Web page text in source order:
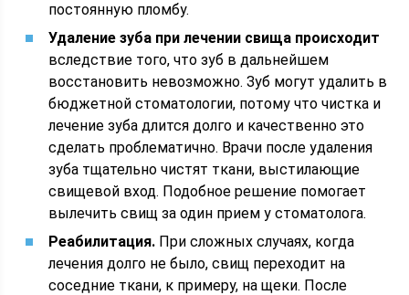
постоянную пломбу.
Удаление зуба при лечении свища происходит
вследствие того, что зуб в дальнейшем
восстановить невозможно. Зуб могут удалить в
бюджетной стоматологии, потому что чистка и
лечение зуба длится долго и качественно это
сделать проблематично. Врачи после удаления
зуба тщательно чистят ткани, выстилающие
свищевой вход. Подобное решение помогает
вылечить свищ за один прием у стоматолога.
Реабилитация. При сложных случаях, когда
лечения долго не было, свищ переходит на
соседние ткани, к примеру, на щеки. После